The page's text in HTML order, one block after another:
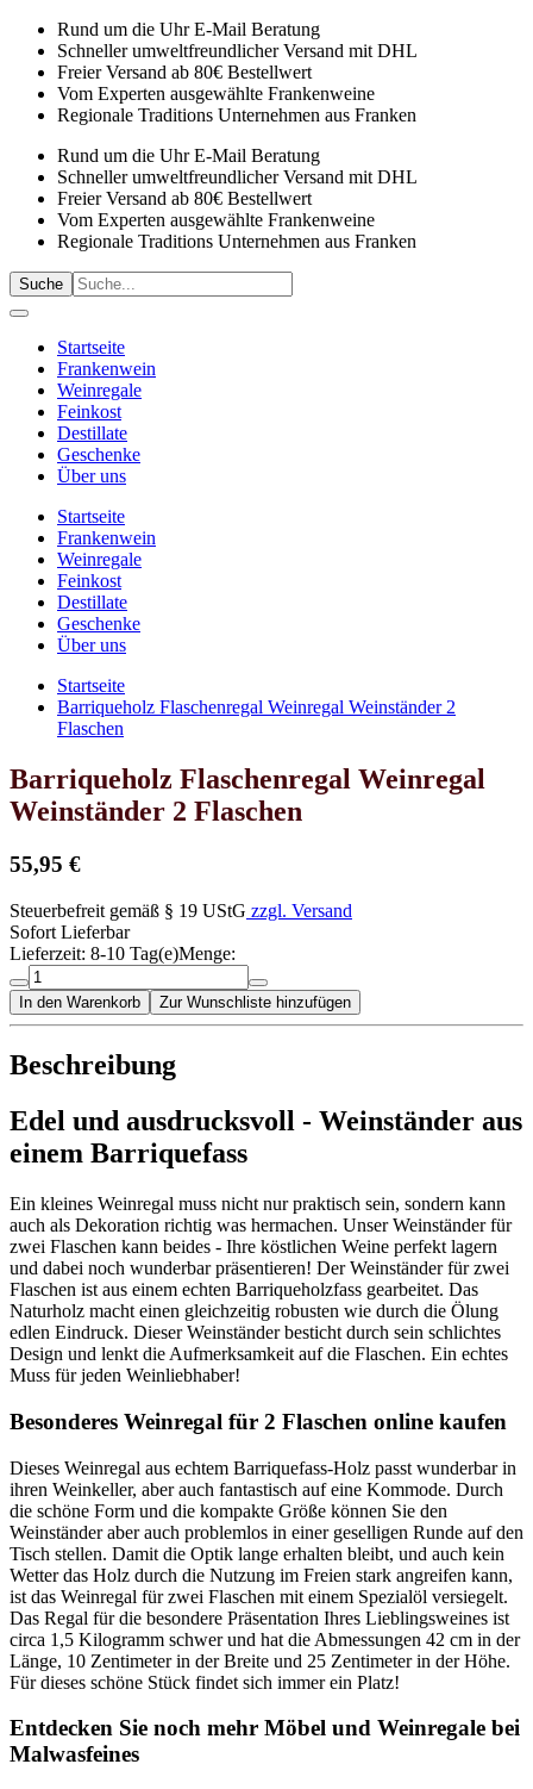
Rund um die Uhr E-Mail Beratung
Schneller umweltfreundlicher Versand mit DHL
Freier Versand ab 80€ Bestellwert
Vom Experten ausgewählte Frankenweine
Regionale Traditions Unternehmen aus Franken
Rund um die Uhr E-Mail Beratung
Schneller umweltfreundlicher Versand mit DHL
Freier Versand ab 80€ Bestellwert
Vom Experten ausgewählte Frankenweine
Regionale Traditions Unternehmen aus Franken
Suche
Startseite
Frankenwein
Weinregale
Feinkost
Destillate
Geschenke
Über uns
Startseite
Frankenwein
Weinregale
Feinkost
Destillate
Geschenke
Über uns
Startseite
Barriqueholz Flaschenregal Weinregal Weinständer 2
Flaschen
Barriqueholz Flaschenregal Weinregal
Weinständer 2 Flaschen
55,95 €
Steuerbefreit gemäß § 19 UStG zzgl. Versand
Sofort Lieferbar
Lieferzeit: 8-10 Tag(e)Menge:
In den Warenkorb Zur Wunschliste hinzufügen
Beschreibung
Edel und ausdrucksvoll - Weinständer aus
einem Barriquefass
Ein kleines Weinregal muss nicht nur praktisch sein, sondern kann
auch als Dekoration richtig was hermachen. Unser Weinständer für
zwei Flaschen kann beides - Ihre köstlichen Weine perfekt lagern
und dabei noch wunderbar präsentieren! Der Weinständer für zwei
Flaschen ist aus einem echten Barriqueholzfass gearbeitet. Das
Naturholz macht einen gleichzeitig robusten wie durch die Ölung
edlen Eindruck. Dieser Weinständer besticht durch sein schlichtes
Design und lenkt die Aufmerksamkeit auf die Flaschen. Ein echtes
Muss für jeden Weinliebhaber!
Besonderes Weinregal für 2 Flaschen online kaufen
Dieses Weinregal aus echtem Barriquefass-Holz passt wunderbar in
ihren Weinkeller, aber auch fantastisch auf eine Kommode. Durch
die schöne Form und die kompakte Größe können Sie den
Weinständer aber auch problemlos in einer geselligen Runde auf den
Tisch stellen. Damit die Optik lange erhalten bleibt, und auch kein
Wetter das Holz durch die Nutzung im Freien stark angreifen kann,
ist das Weinregal für zwei Flaschen mit einem Spezialöl versiegelt.
Das Regal für die besondere Präsentation Ihres Lieblingsweines ist
circa 1,5 Kilogramm schwer und hat die Abmessungen 42 cm in der
Länge, 10 Zentimeter in der Breite und 25 Zentimeter in der Höhe.
Für dieses schöne Stück findet sich immer ein Platz!
Entdecken Sie noch mehr Möbel und Weinregale bei
Malwasfeines